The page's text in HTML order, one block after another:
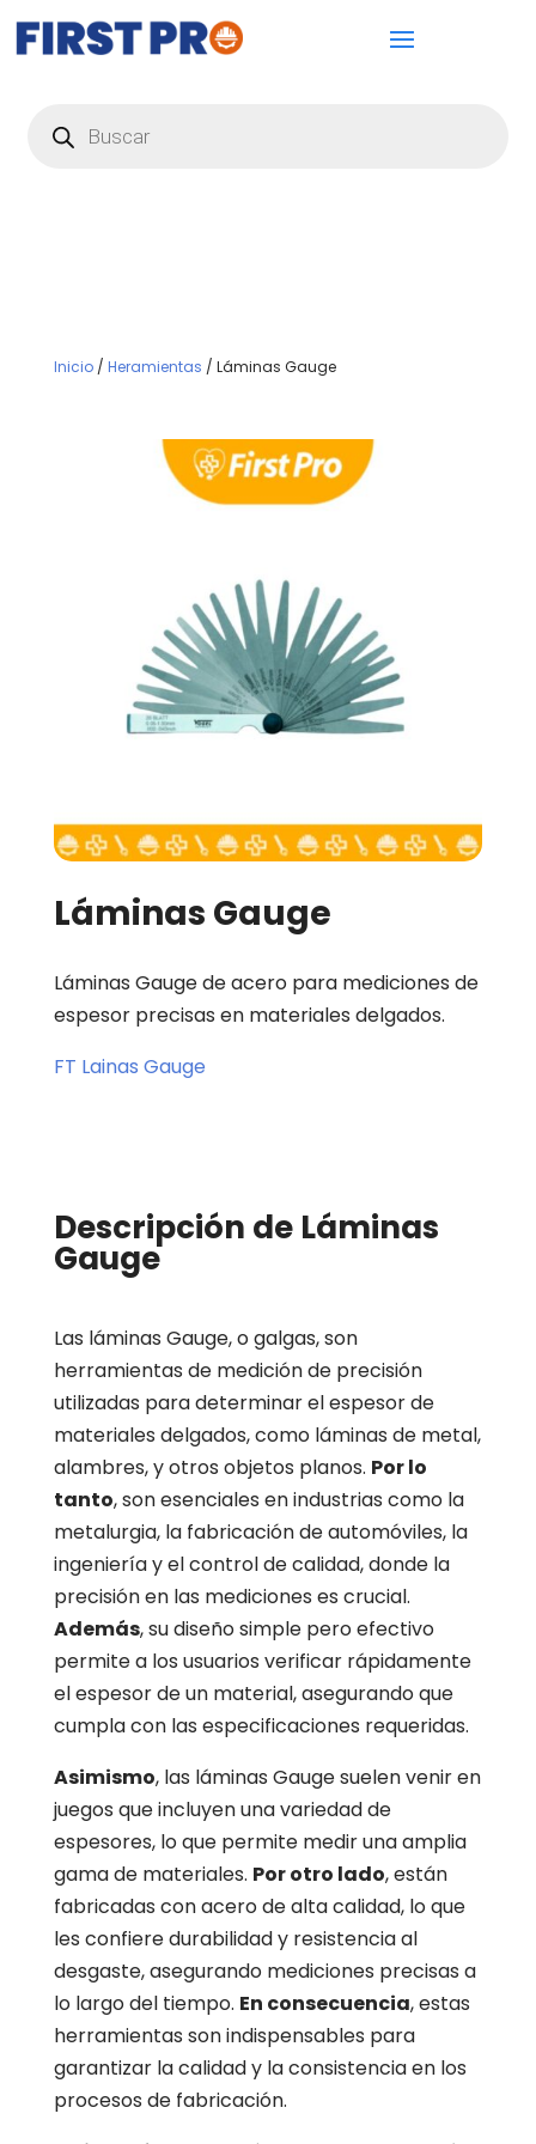
productos
Inicio/ Heramientas / Láminas Gauge
Láminas Gauge
Láminas Gauge de acero para mediciones de
espesor precisas en materiales delgados.
FT Lainas Gauge
Descripción de Láminas
Gauge
Las láminas Gauge, o galgas, son
herramientas de medición de precisión
utilizadas para determinar el espesor de
materiales delgados, como láminas de metal,
alambres, y otros objetos planos. Por lo
tanto, son esenciales en industrias como la
metalurgia, la fabricación de automóviles, la
ingeniería y el control de calidad, donde la
precisión en las mediciones es crucial.
Además, su diseño simple pero efectivo
permite a los usuarios verificar rápidamente
el espesor de un material, asegurando que
cumpla con las especificaciones requeridas.
Asimismo, las láminas Gauge suelen venir en
juegos que incluyen una variedad de
espesores, lo que permite medir una amplia
gama de materiales. Por otro lado, están
fabricadas con acero de alta calidad, lo que
les confiere durabilidad y resistencia al
desgaste, asegurando mediciones precisas a
lo largo del tiempo. En consecuencia, estas
herramientas son indispensables para
garantizar la calidad y la consistencia en los
procesos de fabricación.